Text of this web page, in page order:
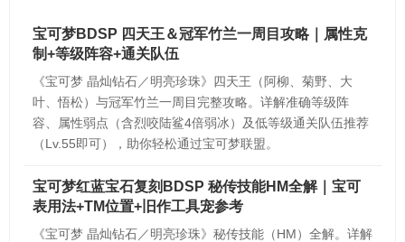
宝可梦BDSP 四天王＆冠军竹兰一周目攻略｜属性克
制+等级阵容+通关队伍
《宝可梦 晶灿钻石／明亮珍珠》四天王（阿柳、菊野、大
叶、悟松）与冠军竹兰一周目完整攻略。详解准确等级阵
容、属性弱点（含烈咬陆鲨4倍弱冰）及低等级通关队伍推荐
（Lv.55即可），助你轻松通过宝可梦联盟。
宝可梦红蓝宝石复刻BDSP 秘传技能HM全解｜宝可
表用法+TM位置+旧作工具宠参考
《宝可梦 晶灿钻石／明亮珍珠》秘传技能（HM）全解。详解